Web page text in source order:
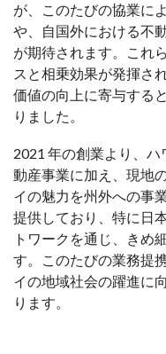
が、このたびの協業に
や、自国外における不
が期待されます。これ
スと相乗効果が発揮さ
価値の向上に寄与する
りました。
2021 年の創業より、
動産事業に加え、現地
イの魅力を州外への事
提供しており、特に日
トワークを通じ、きめ
す。このたびの業務提
イの地域社会の躍進に
ります。